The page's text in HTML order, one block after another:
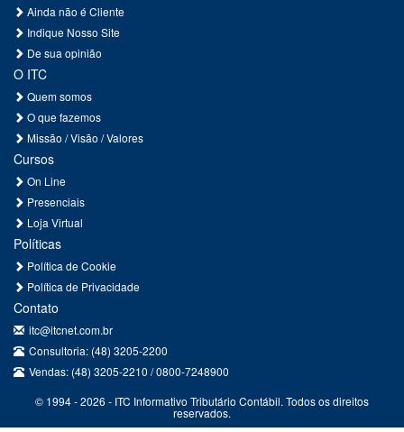
Ainda não é Cliente
Indique Nosso Site
De sua opinião
O ITC
Quem somos
O que fazemos
Missão / Visão / Valores
Cursos
On Line
Presenciais
Loja Virtual
Políticas
Política de Cookie
Política de Privacidade
Contato
itc@itcnet.com.br
Consultoria: (48) 3205-2200
Vendas: (48) 3205-2210 / 0800-7248900
© 1994 - 2026 - ITC Informativo Tributário Contábil. Todos os direitos
reservados.